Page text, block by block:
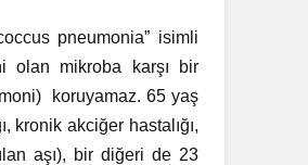
pneumonia” isimli
olan mikroba karşı bir
koruyamaz. 65 yaş
kronik akciğer hastalığı,
aşı), bir diğeri de 23